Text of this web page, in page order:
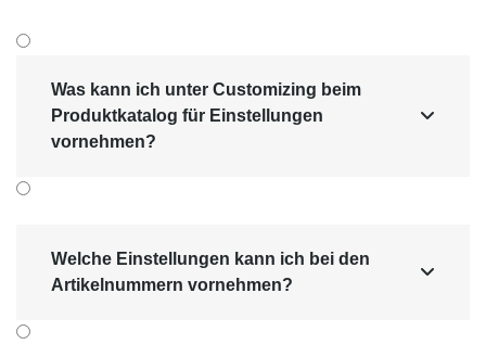
Was kann ich unter Customizing beim
Produktkatalog für Einstellungen
vornehmen?

Welche Einstellungen kann ich bei den
Artikelnummern vornehmen?
